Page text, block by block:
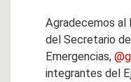
Agradecemos al
del Secretario de
Emergencias,
integrantes del